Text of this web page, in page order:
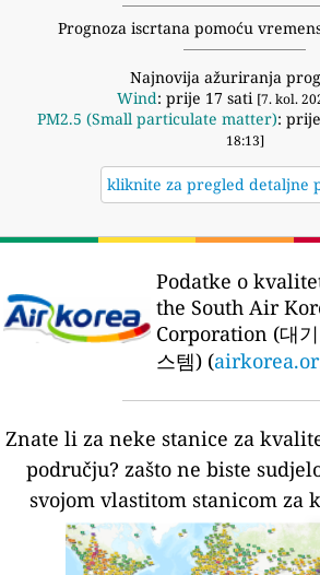
Prognoza iscrtana pomoću
Najnovija ažuriranja
Wind: prije 17 sati [7. kol.
PM2.5 (Small particulate matter):
18:13]
kliknite za pregled detaljne
Podatke o
the South Air
Corporation (대
스템) (
Znate li za neke stanice za
području? zašto ne biste
svojom vlastitom stanicom za